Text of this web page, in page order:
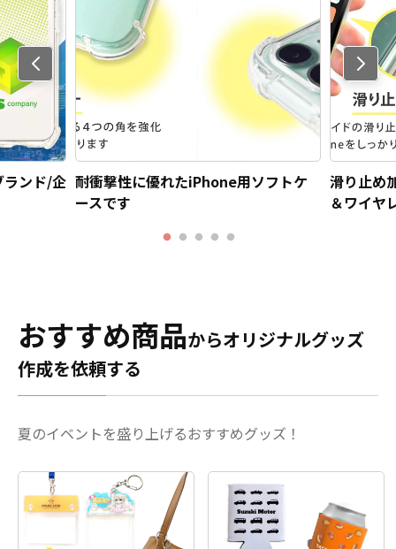
Previo
us
ランド/企 耐衝撃性に優れたiPhone用ソフトケ
ースです
滑り止め
＆ワイヤ
おすすめ商品からオリジナルグッズ
作成を依頼する
夏のイベントを盛り上げるおすすめグッズ！